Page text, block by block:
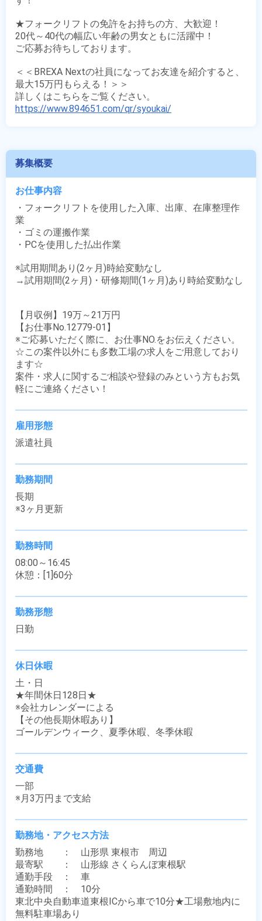
★フォークリフトの免許をお持ちの方、大歓迎！
20代～40代の幅広い年齢の男女ともに活躍中！
ご応募お待ちしております。
＜＜BREXA Nextの社員になってお友達を紹介すると、
最大15万円もらえる！＞＞
https://www.894651.com/qr/syoukai/
募集概要
お仕事内容
・フォークリフトを使用した入庫、出庫、在庫整理作
業
・ゴミの運搬作業
・PCを使用した払出作業
※試用期間あり(2ヶ月)時給変動なし
→試用期間(2ヶ月)・研修期間(1ヶ月)あり時給変動なし
【月収例】19万～21万円
【お仕事No.12779-01】
※ご応募いただく際に、お仕事NO.をお伝えください。
☆この案件以外にも多数工場の求人をご用意しており
ます☆
案件・求人に関するご相談や登録のみという方もお気
軽にご連絡ください！
雇用形態
派遣社員
勤務期間
長期
※3ヶ月更新
勤務時間
08:00～16:45
休憩：[1]60分
勤務形態
日勤
休日休暇
土・日
★年間休日128日★
※会社カレンダーによる
【その他長期休暇あり】
ゴールデンウィーク、夏季休暇、冬季休暇
交通費
一部
※月3万円まで支給
勤務地・アクセス方法
勤務地　　：　山形県 東根市　周辺
最寄駅　　：　山形線 さくらんぼ東根駅
通勤手段　：　車
通勤時間　：　10分
東北中央自動車道東根ICから車で10分★工場敷地内に
無料駐車場あり